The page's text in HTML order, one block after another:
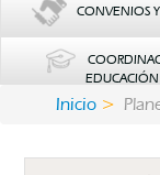
CONVENIOS
EDUCACIÓN
Inicio